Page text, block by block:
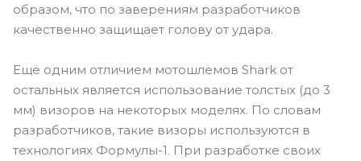
образом, что по заверениям разработчиков
качественно защищает голову от удара.
Ещё одним отличием мотошлемов Shark от
остальных является использование толстых (до 3
мм) визоров на некоторых моделях. По словам
разработчиков, такие визоры используются в
технологиях Формулы-1. При разработке своих